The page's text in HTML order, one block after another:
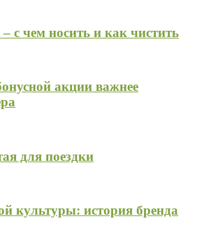
с чем носить и как чистить
акции важнее
для поездки
культуры: история бренда